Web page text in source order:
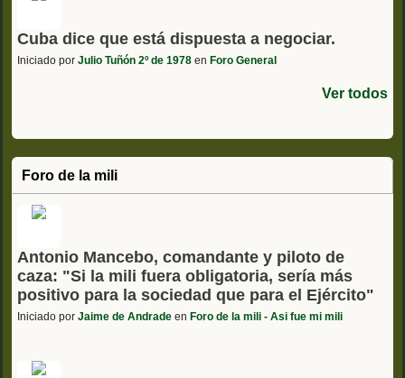
Cuba dice que está dispuesta a negociar.
Iniciado por Julio Tuñón 2º de 1978 en Foro General
Ver todos
Foro de la mili
Antonio Mancebo, comandante y piloto de
caza: "Si la mili fuera obligatoria, sería más
positivo para la sociedad que para el Ejército"
Iniciado por Jaime de Andrade en Foro de la mili - Asi fue mi mili